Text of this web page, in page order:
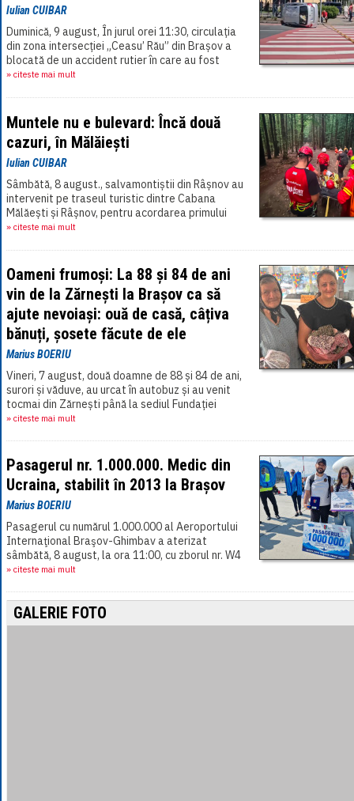
Iulian CUIBAR
Duminică, 9 august, În jurul orei 11:30, circulația
din zona intersecției „Ceasu’ Rău” din Brașov a
blocată de un accident rutier în care au fost
implicate două autoturisme.[...]
» citeste mai mult
Muntele nu e bulevard: Încă două
cazuri, în Mălăiești
Iulian CUIBAR
Sâmbătă, 8 august., salvamontiștii din Râșnov au
intervenit pe traseul turistic dintre Cabana
Mălăești și Râșnov, pentru acordarea primului
ajutor și evacuarea unui turist[...]
» citeste mai mult
Oameni frumoși: La 88 și 84 de ani
vin de la Zărnești la Brașov ca să
ajute nevoiași: ouă de casă, câțiva
bănuți, șosete făcute de ele
Marius BOERIU
Vineri, 7 august, două doamne de 88 și 84 de ani,
surori și văduve, au urcat în autobuz și au venit
tocmai din Zărnești până la sediul Fundației
Darului din Brașov (singura din[...]
» citeste mai mult
Pasagerul nr. 1.000.000. Medic din
Ucraina, stabilit în 2013 la Brașov
Marius BOERIU
Pasagerul cu numărul 1.000.000 al Aeroportului
Internaţional Braşov-Ghimbav a aterizat
sâmbătă, 8 august, la ora 11:00, cu zborul nr. W4
3537 operat de Wizz Air pe ruta Nurnberg –
» citeste mai mult
GALERIE FOTO